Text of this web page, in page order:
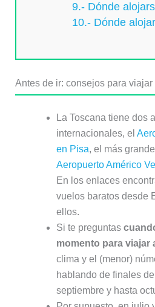
9.- Dónde
10.- Dónde
Antes de ir: consejos para viajar
La Toscana tiene dos
internacionales, el
en Pisa, el más
Aeropuerto Américo
En los enlaces
vuelos baratos desde
ellos.
Si te preguntas
momento para viajar
clima y el (menor)
hablando de finales
septiembre y hasta